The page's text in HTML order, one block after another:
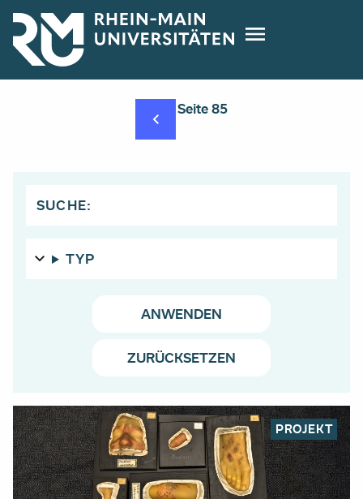
Direkt
zum
Inhalt
Seitennummerierung
Seite 85
SUCHE:
TYP
PROJEKT